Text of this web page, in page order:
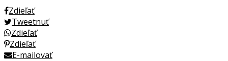
Zdieľať
Tweetnuť
Zdieľať
Zdieľať
E-mailovať